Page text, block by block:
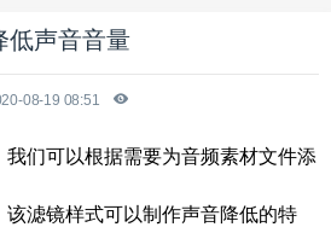
低声音音量
08-19 08:51
们可以根据需要为音频素材文件添
该滤镜样式可以制作声音降低的特